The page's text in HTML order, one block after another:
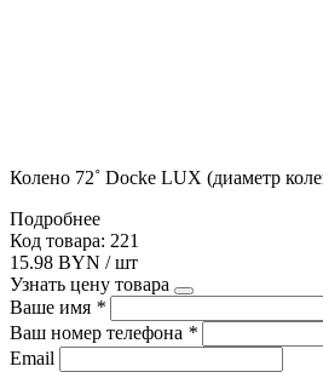
Колено 72˚ Docke LUX (диаметр
Подробнее
Код товара: 221
15.98 BYN / шт
Узнать цену товара
Ваше имя *
Ваш номер телефона *
Email